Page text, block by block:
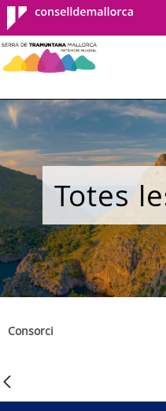
Consell de
Mallorca
Totes
Consorci